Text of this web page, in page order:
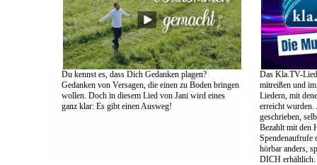
Du kennst es, dass Dich Gedanken plagen?
Gedanken von Versagen, die einen zu Boden bringen
wollen. Doch in diesem Lied von Jani wird eines
ganz klar: Es gibt einen Ausweg!
Das Kla.TV-
mitreißen und
Liedern, mit
erreicht wurden.
geschrieben,
Bezahlt mit den
Spendenaufrufe
hörbar anders,
DICH erhältlich.